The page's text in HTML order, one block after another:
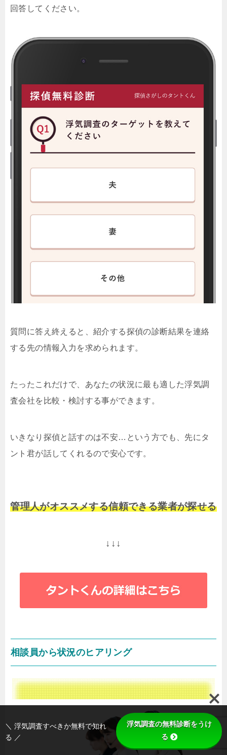
回答してください。
質問に答え終えると、紹介する探偵の診断結果を連絡
する先の情報入力を求められます。
たったこれだけで、あなたの状況に最も適した浮気調
査会社を比較・検討する事ができます。
いきなり探偵と話すのは不安…という方でも、先にタ
ント君が話してくれるので安心です。
管理人がオススメする信頼できる業者が探せる
↓↓↓
相談員から状況のヒアリング
＼ 浮気調査すべきか無料で知れ
る ／
浮気調査の無料診断をうけ
る